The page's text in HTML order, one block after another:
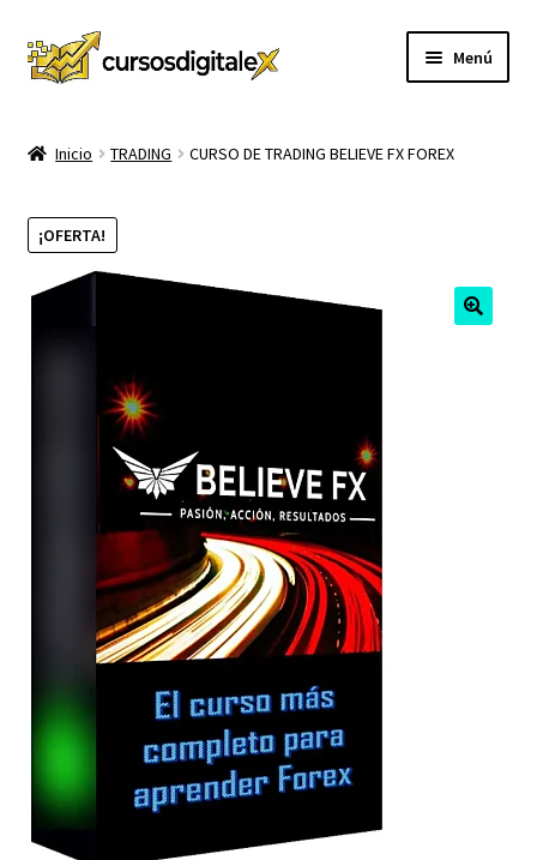
Ir
a
Ir
al
Menú
CURSOS
menú
hijo
Inicio TRADING CURSO DE TRADING BELIEVE FX FOREX
¡OFERTA!